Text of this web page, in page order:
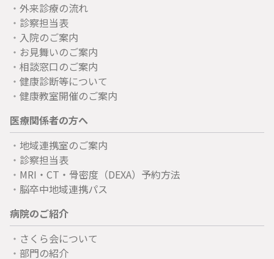
外来診療の流れ
診察担当表
入院のご案内
お見舞いのご案内
相談窓口のご案内
健康診断等について
健康教室開催のご案内
医療関係者の方へ
地域連携室のご案内
診察担当表
MRI・CT・骨密度（DEXA）予約方法
脳卒中地域連携パス
病院のご紹介
さくら会について
部門の紹介